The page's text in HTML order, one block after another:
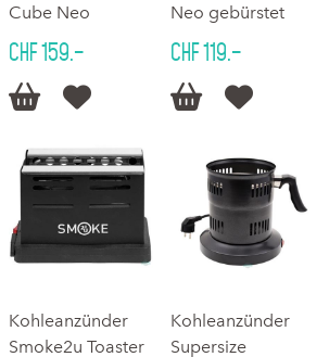
Cube Neo
CHF 159.–
 
Neo gebürstet
CHF 119.–
 
Kohleanzünder
Smoke2u Toaster
Kohleanzünder
Supersize